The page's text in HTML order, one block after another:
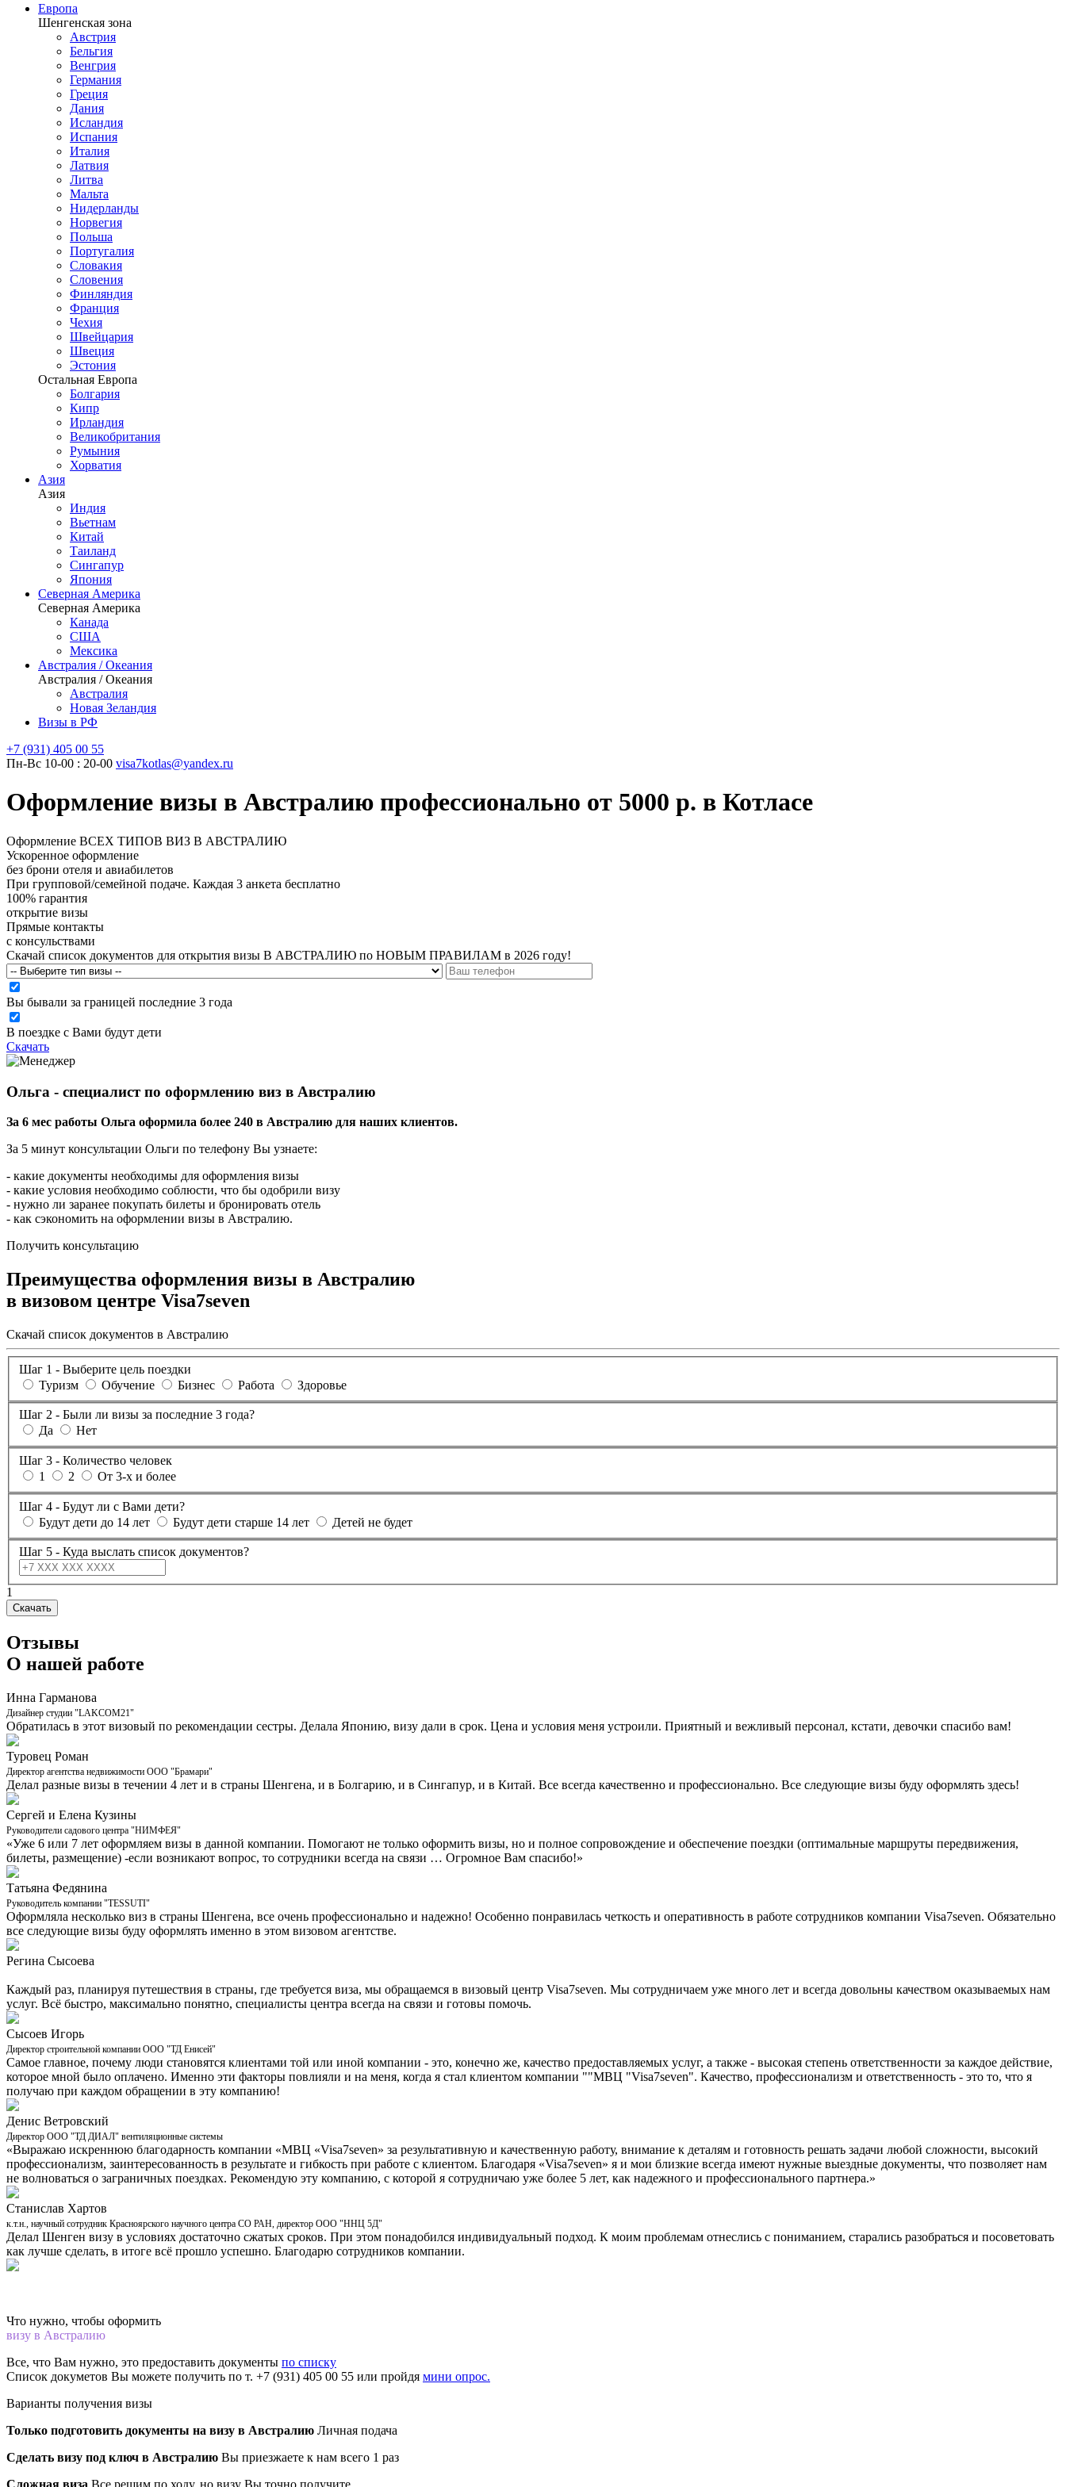
Европа
Шенгенская зона
Австрия
Бельгия
Венгрия
Германия
Греция
Дания
Исландия
Испания
Италия
Латвия
Литва
Мальта
Нидерланды
Норвегия
Польша
Португалия
Словакия
Словения
Финляндия
Франция
Чехия
Швейцария
Швеция
Эстония
Остальная Европа
Болгария
Кипр
Ирландия
Великобритания
Румыния
Хорватия
Азия
Азия
Индия
Вьетнам
Китай
Таиланд
Сингапур
Япония
Северная Америка
Северная Америка
Канада
США
Мексика
Австралия / Океания
Австралия / Океания
Австралия
Новая Зеландия
Визы в РФ
+7 (931) 405 00 55
Пн-Вс 10-00 : 20-00 visa7kotlas@yandex.ru
Оформление визы в Австралию профессионально от 5000 р. в Котласе
Оформление ВСЕХ ТИПОВ ВИЗ В АВСТРАЛИЮ
Ускоренное оформление
без брони отеля и авиабилетов
При групповой/семейной подаче. Каждая 3 анкета бесплатно
100% гарантия
открытие визы
Прямые контакты
с консульствами
Скачай список документов для открытия визы В АВСТРАЛИЮ по НОВЫМ ПРАВИЛАМ в 2026 году!
Вы бывали за границей последние 3 года
В поездке с Вами будут дети
Скачать
Ольга - специалист по оформлению виз в Австралию
За 6 мес работы Ольга оформила более 240 в Австралию для наших клиентов.
За 5 минут консультации Ольги по телефону Вы узнаете:
- какие документы необходимы для оформления визы
- какие условия необходимо соблюсти, что бы одобрили визу
- нужно ли заранее покупать билеты и бронировать отель
- как сэкономить на оформлении визы в Австралию.
Получить консультацию
Преимущества оформления визы в Австралию
в визовом центре Visa7seven
Скачай список документов в Австралию
Шаг 1 - Выберите цель поездки
Туризм
Обучение Бизнес Работа Здоровье
Шаг 2 - Были ли визы за последние 3 года?
Да
Нет
Шаг 3 - Количество человек
1
2 От 3-х и более
Шаг 4 - Будут ли с Вами дети?
Будут дети до 14 лет
Будут дети старше 14 лет Детей не будет
Шаг 5 - Куда выслать список документов?
1
Скачать
Отзывы
О нашей работе
Инна Гарманова
Дизайнер студии "LAKCOM21"
Обратилась в этот визовый по рекомендации сестры. Делала Японию, визу дали в срок. Цена и условия меня устроили. Приятный и вежливый персонал, кстати, девочки спасибо вам!
Туровец Роман
Директор агентства недвижимости ООО "Брамари"
Делал разные визы в течении 4 лет и в страны Шенгена, и в Болгарию, и в Сингапур, и в Китай. Все всегда качественно и профессионально. Все следующие визы буду оформлять здесь!
Сергей и Елена Кузины
Руководители садового центра "НИМФЕЯ"
«Уже 6 или 7 лет оформляем визы в данной компании. Помогают не только оформить визы, но и полное сопровождение и обеспечение поездки (оптимальные маршруты передвижения,
билеты, размещение) -если возникают вопрос, то сотрудники всегда на связи … Огромное Вам спасибо!»
Татьяна Федянина
Руководитель компании "TESSUTI"
Оформляла несколько виз в страны Шенгена, все очень профессионально и надежно! Особенно понравилась четкость и оперативность в работе сотрудников компании Visa7seven. Обязательно
все следующие визы буду оформлять именно в этом визовом агентстве.
Регина Сысоева
Каждый раз, планируя путешествия в страны, где требуется виза, мы обращаемся в визовый центр Visa7seven. Мы сотрудничаем уже много лет и всегда довольны качеством оказываемых нам
услуг. Всё быстро, максимально понятно, специалисты центра всегда на связи и готовы помочь.
Сысоев Игорь
Директор строительной компании ООО "ТД Енисей"
Самое главное, почему люди становятся клиентами той или иной компании - это, конечно же, качество предоставляемых услуг, а также - высокая степень ответственности за каждое действие,
которое мной было оплачено. Именно эти факторы повлияли и на меня, когда я стал клиентом компании ""МВЦ "Visa7seven". Качество, профессионализм и ответственность - это то, что я
получаю при каждом обращении в эту компанию!
Денис Ветровский
Директор ООО "ТД ДИАЛ" вентиляционные системы
«Выражаю искреннюю благодарность компании «МВЦ «Visa7seven» за результативную и качественную работу, внимание к деталям и готовность решать задачи любой сложности, высокий
профессионализм, заинтересованность в результате и гибкость при работе с клиентом. Благодаря «Visa7seven» я и мои близкие всегда имеют нужные выездные документы, что позволяет нам
не волноваться о заграничных поездках. Рекомендую эту компанию, с которой я сотрудничаю уже более 5 лет, как надежного и профессионального партнера.»
Станислав Хартов
к.т.н., научный сотрудник Красноярского научного центра СО РАН, директор ООО "ННЦ 5Д"
Делал Шенген визу в условиях достаточно сжатых сроков. При этом понадобился индивидуальный подход. К моим проблемам отнеслись с пониманием, старались разобраться и посоветовать
как лучше сделать, в итоге всё прошло успешно. Благодарю сотрудников компании.
Что нужно, чтобы оформить
визу в Австралию
Все, что Вам нужно, это предоставить документы по списку
Список докуметов Вы можете получить по т. +7 (931) 405 00 55 или пройдя мини опрос.
Варианты получения визы
Только подготовить документы на визу в Австралию Личная подача
Сделать визу под ключ в Австралию Вы приезжаете к нам всего 1 раз
Сложная виза Все решим по ходу, но визу Вы точно получите